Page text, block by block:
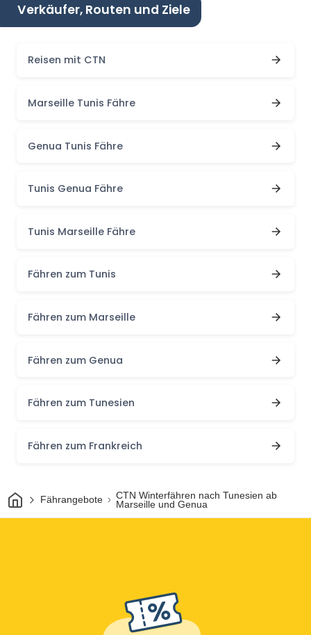
Verkäufer, Routen und Ziele
Reisen mit CTN
Marseille Tunis Fähre
Genua Tunis Fähre
Tunis Genua Fähre
Tunis Marseille Fähre
Fähren zum Tunis
Fähren zum Marseille
Fähren zum Genua
Fähren zum Tunesien
Fähren zum Frankreich
HeimFährangebote
CTN Winterfähren nach Tunesien ab
Marseille und Genua